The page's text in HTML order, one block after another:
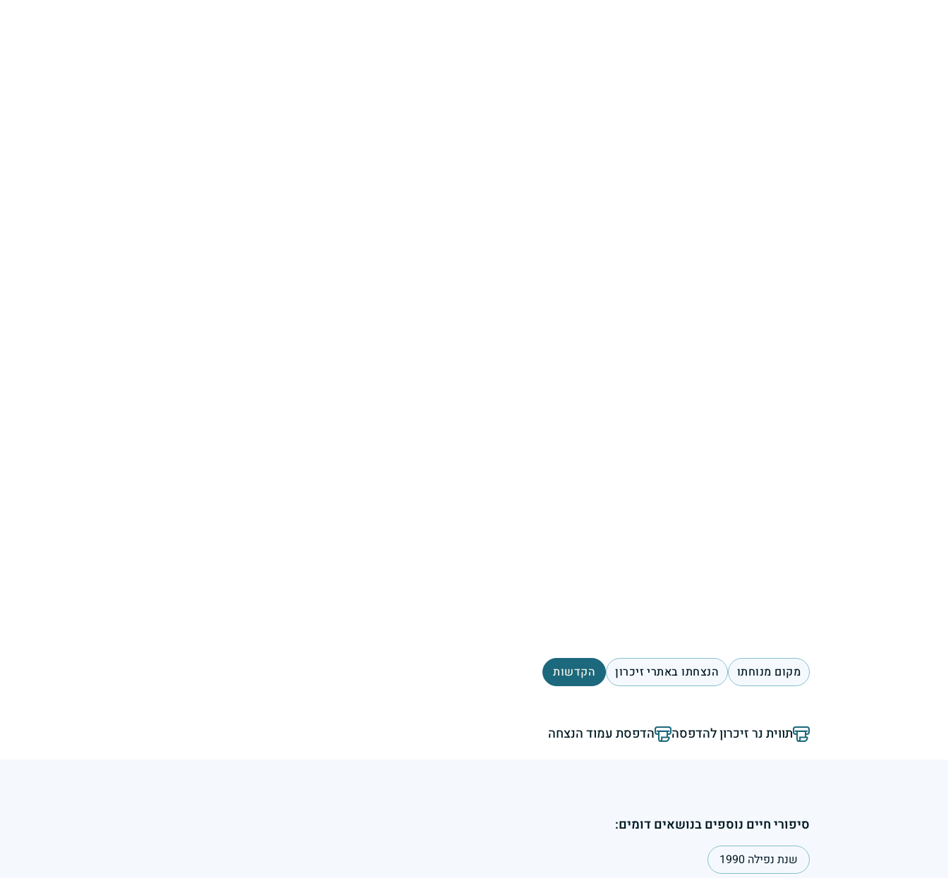
מקום מנוחתו הנצחתו באתרי זיכרון הקדשות
תווית נר זיכרון להדפסה הדפסת עמוד הנצחה
סיפורי חיים נוספים בנושאים דומים:
שנת נפילה 1990